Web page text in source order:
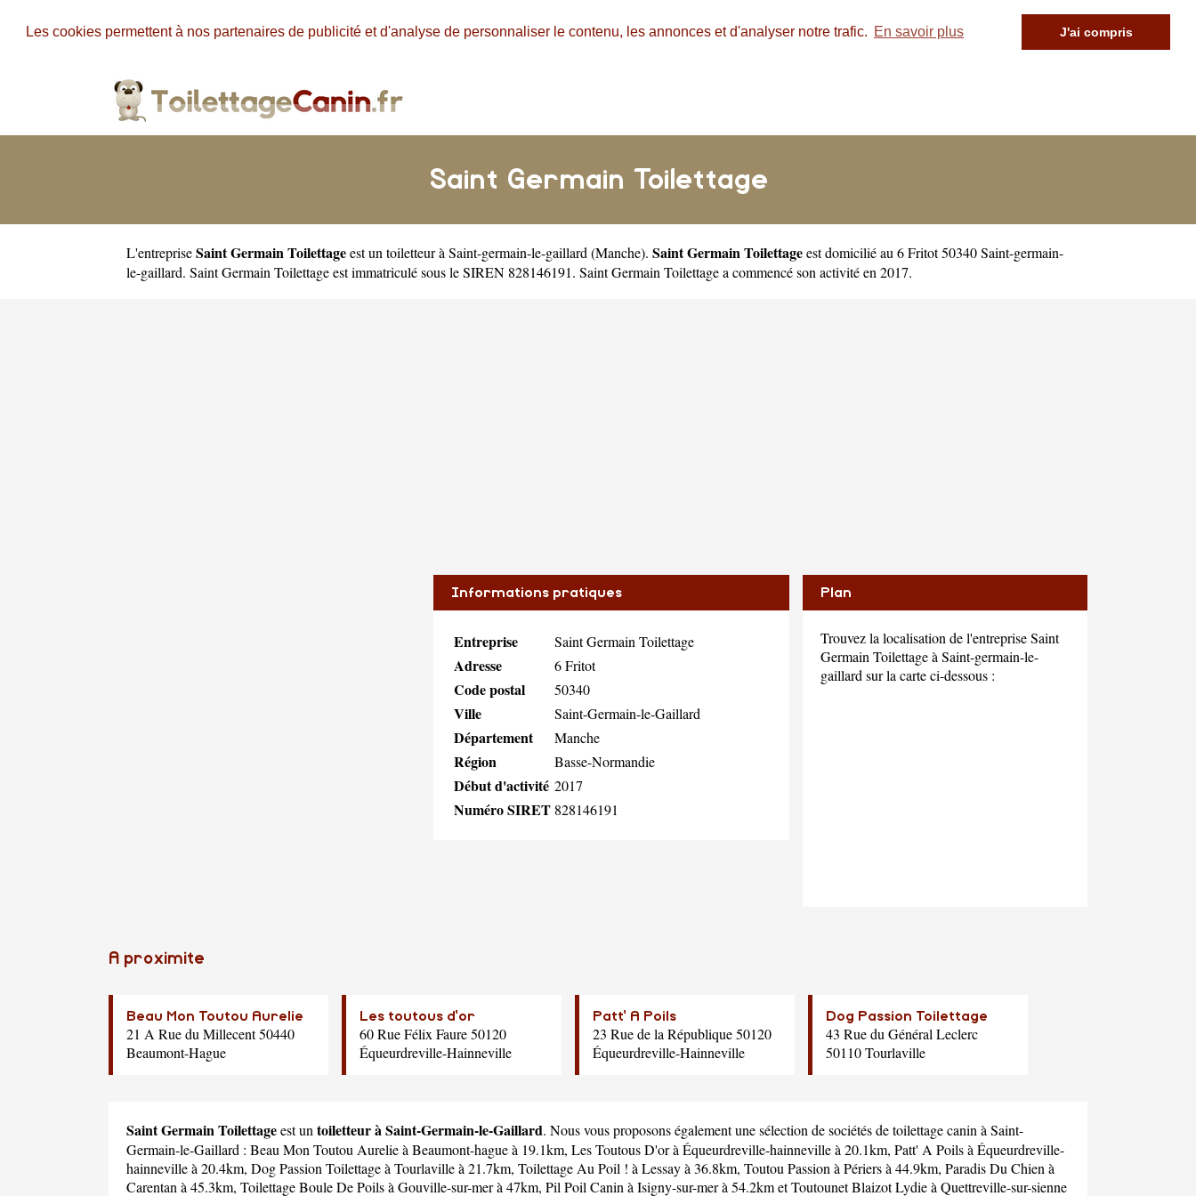
Les cookies permettent à nos partenaires de publicité et d'analyse de personnaliser le contenu, les annonces et d'analyser notre trafic. En savoir plus J'ai compris
Saint Germain Toilettage
L'entrepriseSaint Germain Toilettageest un toiletteur à Saint-germain-le-gaillard (Manche). Saint Germain Toilettageest domicilié au 6 Fritot 50340 Saint-germain-
le-gaillard. Saint Germain Toilettage est immatriculé sous le SIREN 828146191. Saint Germain Toilettage a commencé son activité en 2017.
Informations pratiques
Entreprise Saint Germain Toilettage
Adresse 6 Fritot
Code postal 50340
Ville Saint-Germain-le-Gaillard
Département Manche
Région Basse-Normandie
Début d'activité 2017
Numéro SIRET 828146191
Plan
Trouvez la localisation de l'entreprise Saint
Germain Toilettage à Saint-germain-le-
gaillard sur la carte ci-dessous :
A proximite
Beau Mon Toutou Aurelie
21 A Rue du Millecent 50440
Beaumont-Hague
Les toutous d'or
60 Rue Félix Faure 50120
Équeurdreville-Hainneville
Patt' A Poils
23 Rue de la République 50120
Équeurdreville-Hainneville
Dog Passion Toilettage
43 Rue du Général Leclerc
50110 Tourlaville
Saint Germain Toilettageest untoiletteur à Saint-Germain-le-Gaillard. Nous vous proposons également une sélection de sociétés de toilettage canin à Saint-
Germain-le-Gaillard : Beau Mon Toutou Aurelieà Beaumont-hague à 19.1km, Les Toutous D'orà Équeurdreville-hainneville à 20.1km, Patt' A Poilsà Équeurdreville-
hainneville à 20.4km, Dog Passion Toilettageà Tourlaville à 21.7km, Toilettage Au Poil ! à Lessay à 36.8km, Toutou Passionà Périers à 44.9km, Paradis Du Chienà
Carentan à 45.3km, Toilettage Boule De Poilsà Gouville-sur-mer à 47km, Pil Poil Caninà Isigny-sur-mer à 54.2km etToutounet Blaizot Lydieà Quettreville-sur-sienne